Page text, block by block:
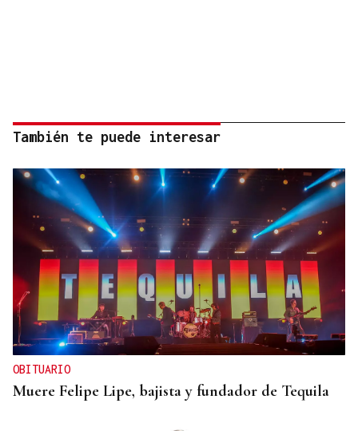
También te puede interesar
OBITUARIO
Muere Felipe Lipe, bajista y fundador de Tequila